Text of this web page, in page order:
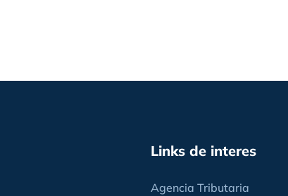
Links de interes
Agencia Tributaria